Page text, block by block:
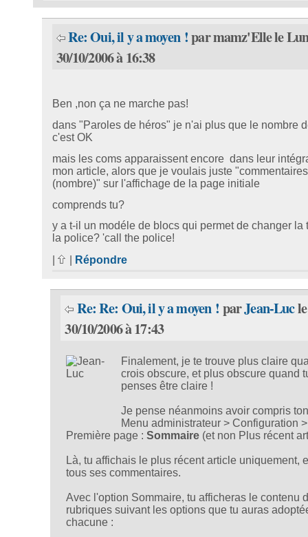
Re: Oui, il y a moyen !par mamz'Elle le
30/10/2006 à 16:38
Ben ,non ça ne marche pas!
dans "Paroles de héros" je n'ai plus que le nombre
c'est OK
mais les coms apparaissent encore dans leur
mon article, alors que je voulais juste "commentaires
(nombre)" sur l'affichage de la page initiale
comprends tu?
y a t-il un modéle de blocs qui permet de changer la
la police? 'call the police!
Répondre
Re: Re: Oui, il y a moyen ! parJean-Luc
30/10/2006 à 17:43
Finalement, je te trouve plus claire
crois obscure, et plus obscure quand
penses être claire !
Je pense néanmoins avoir compris
Menu administrateur > Configuration
Première page :Sommaire (et non Plus récent
Là, tu affichais le plus récent article uniquement,
tous ses commentaires.
Avec l'option Sommaire, tu afficheras le contenu
rubriques suivant les options que tu auras
chacune :